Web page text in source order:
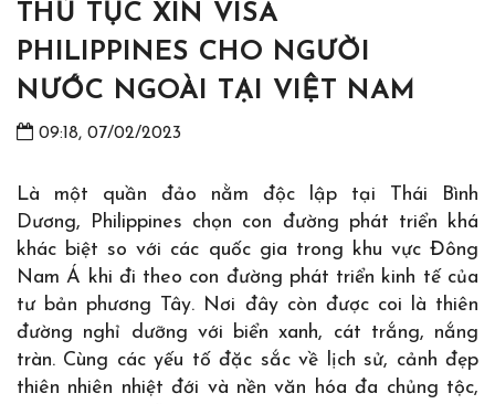
THỦ TỤC XIN VISA
PHILIPPINES CHO NGƯỜI
NƯỚC NGOÀI TẠI VIỆT NAM
09:18, 07/02/2023
Là một quần đảo nằm độc lập tại Thái Bình
Dương, Philippines chọn con đường phát triển khá
khác biệt so với các quốc gia trong khu vực Đông
Nam Á khi đi theo con đường phát triển kinh tế của
tư bản phương Tây. Nơi đây còn được coi là thiên
đường nghỉ dưỡng với biển xanh, cát trắng, nắng
tràn. Cùng các yếu tố đặc sắc về lịch sử, cảnh đẹp
thiên nhiên nhiệt đới và nền văn hóa đa chủng tộc,